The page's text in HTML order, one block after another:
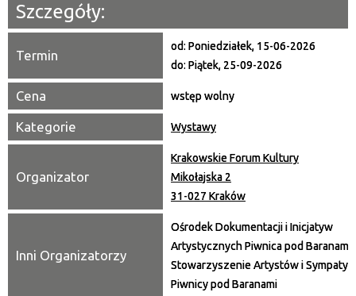
Promowane
Szczegóły:
Termin
od: Poniedziałek, 15-06-2026
do: Piątek, 25-09-2026
Cena wstęp wolny
Kategorie Wystawy
Organizator
Krakowskie Forum Kultury
Mikołajska 2
31-027 Kraków
Inni Organizatorzy
Ośrodek Dokumentacji i Inicjatyw
Artystycznych Piwnica pod Baranami,
Stowarzyszenie Artystów i
Piwnicy pod Baranami